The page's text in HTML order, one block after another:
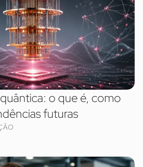
o que é, como
futuras